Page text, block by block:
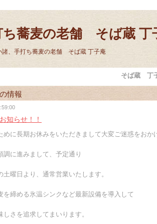
蕎麦の老舗 そば蔵 丁
諸、手打ち蕎麦の老舗 そば蔵 丁子庵
そば蔵 丁
情報
知らせ！！
めに長期お休みをいただきまして大変ご迷惑をおか
調に進みまして、予定通り
土曜日より、通常営業いたします。
を締める氷温シンクなど最新設備を導入して
しさを追求してまいります。